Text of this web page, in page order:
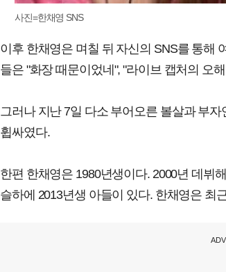
사진=한채영 SNS
이후 한채영은 며칠 뒤 자신의 SNS를 통해
들은 "화장 때문이었네", "라이브 캡처의 오
그러나 지난 7일 다소 부어오른 볼살과 부
휩싸였다.
한편 한채영은 1980년생이다. 2000년 데뷔
슬하에 2013년생 아들이 있다. 한채영은 최